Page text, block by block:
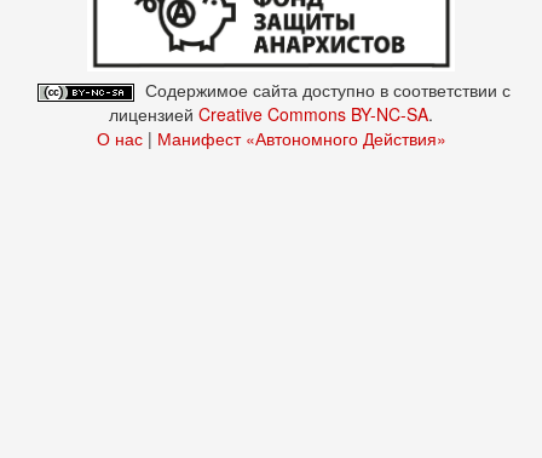
Содержимое сайта доступно в соответствии с
лицензией Creative Commons BY-NC-SA.
О нас| Манифест «Автономного Действия»